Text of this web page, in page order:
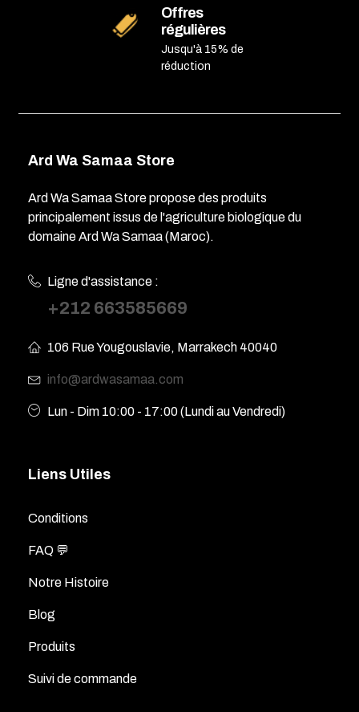
Offres
régulières
Jusqu'à 15% de
réduction
Ard Wa Samaa Store
Ard Wa Samaa Store propose des produits
principalement issus de l'agriculture biologique du
domaine Ard Wa Samaa (Maroc).
Ligne d'assistance :
+212 663585669
106 Rue Yougouslavie, Marrakech 40040
info@ardwasamaa.com
Lun - Dim 10:00 - 17:00 (Lundi au Vendredi)
Liens Utiles
Conditions
FAQ 💬
Notre Histoire
Blog
Produits
Suivi de commande